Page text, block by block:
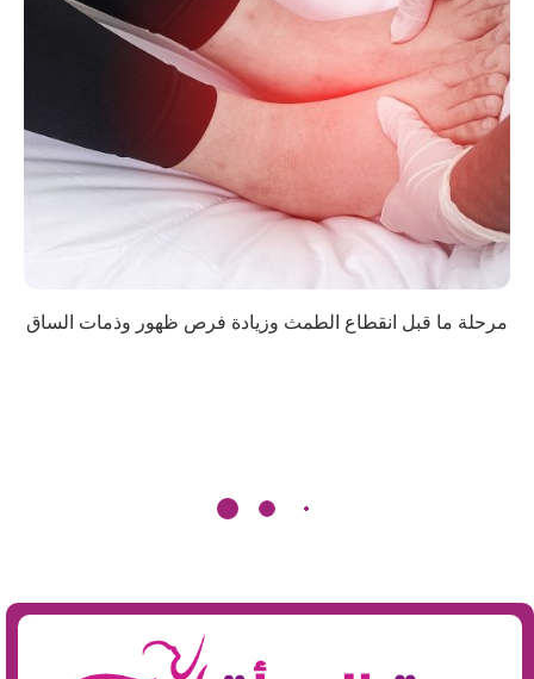
مرحلة ما قبل انقطاع الطمث وزيادة فرص ظهور وذمات الساق